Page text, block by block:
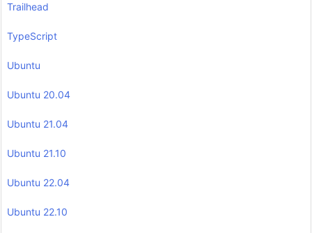
Trailhead
TypeScript
Ubuntu
Ubuntu 20.04
Ubuntu 21.04
Ubuntu 21.10
Ubuntu 22.04
Ubuntu 22.10